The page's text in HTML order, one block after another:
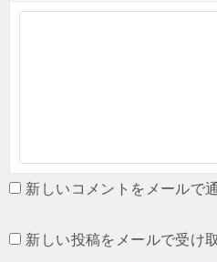
新しいコメントをメールで
新しい投稿をメールで受け